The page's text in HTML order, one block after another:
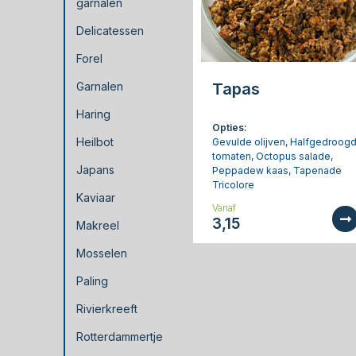
garnalen
Delicatessen
Forel
Garnalen
Haring
Heilbot
Japans
Kaviaar
Makreel
Mosselen
Paling
Rivierkreeft
Rotterdammertje
Tapas
Opties:
Gevulde olijven,
tomaten, Octopus salade,
Peppadew kaas, Tapenade
Tricolore
Vanaf
3,15